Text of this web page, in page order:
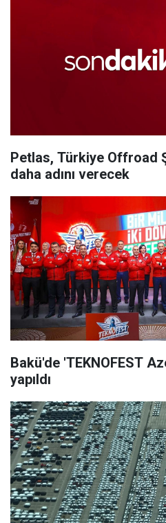
Petlas, Türkiye Offroad
daha adını verecek
Bakü'de 'TEKNOFEST
yapıldı